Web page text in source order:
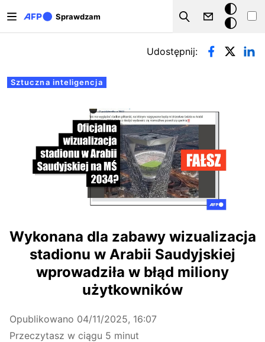
Sprawdzam
Szukaj
Tryb
ciemny
Zakładki podstawowe
Sztuczna inteligencja
Udostępnij:
Wykonana dla zabawy wizualizacja
stadionu w Arabii Saudyjskiej
wprowadziła w błąd miliony
użytkowników
Opublikowano 04/11/2025, 16:07
Przeczytasz w ciągu 5 minut